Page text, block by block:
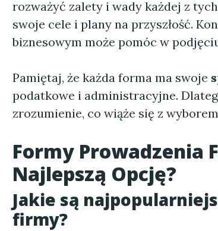
rozważyć zalety i wady każdej z tych
swoje cele i plany na przyszłość.
biznesowym może pomóc w
Pamiętaj, że każda forma ma swoje
podatkowe i administracyjne.
zrozumienie, co wiąże się z
Formy Prowadzenia
Najlepszą Opcję?
Jakie są
firmy?